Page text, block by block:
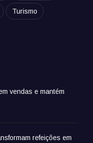
Turismo
vendas e mantém
refeições em